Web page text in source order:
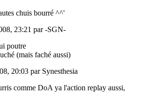
chuis bourré ^^'
23:21 par -SGN-
poutre
(mais faché aussi)
20:03 par Synesthesia
comme DoA ya l'action replay aussi,